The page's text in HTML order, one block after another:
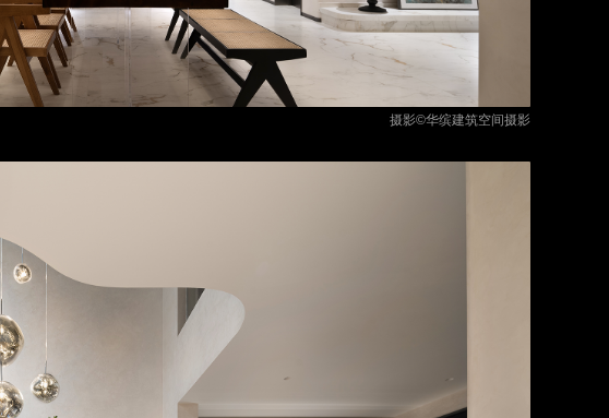
摄影©华缤建筑空间摄影